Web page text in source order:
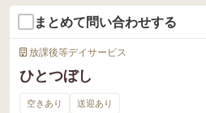
まとめて問い合わせする
放課後等デイサービス
ひとつぼし
空きあり 送迎あり